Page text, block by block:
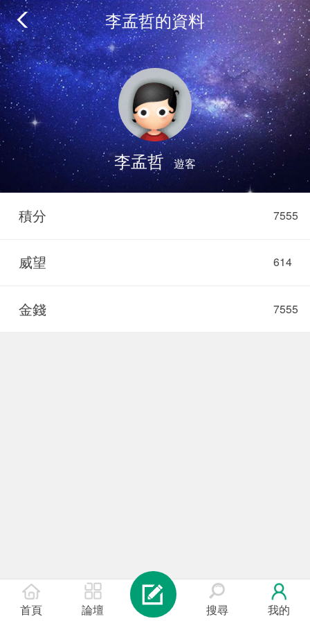
李孟哲的資料
李孟哲 遊客
7555
積分
614
威望
7555
金錢
首頁 論壇 搜尋 我的